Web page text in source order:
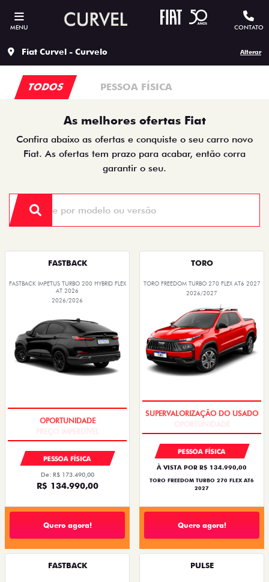
MENU CONTATO
Fiat Curvel - Curvelo Alterar
TODOS PESSOA FÍSICA
As melhores ofertas Fiat
Confira abaixo as ofertas e conquiste o seu carro novo
Fiat. As ofertas tem prazo para acabar, então corra
garantir o seu.
FASTBACK
FASTBACK IMPETUS TURBO 200 HYBRID FLEX
AT 2026
2026/2026
PESSOA FÍSICA
De: R$ 173.490,00
R$ 134.990,00
Quero agora!
TORO
TORO FREEDOM TURBO 270 FLEX AT6 2027
2026/2027
OPORTUNIDADE
PESSOA FÍSICA
À VISTA POR R$ 134.990,00
TORO FREEDOM TURBO 270 FLEX AT6
2027
Quero agora!
FASTBACK PULSE